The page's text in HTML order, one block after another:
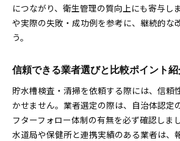
につながり、衛生管理の質向上にも寄与し
や実際の失敗・成功例を参考に、継続的な
う。
信頼できる業者選びと比較ポイント紹
貯水槽検査・清掃を依頼する際には、信頼
かせません。業者選定の際は、自治体認定
フターフォロー体制の有無を必ず確認しま
水道局や保健所と連携実績のある業者は、